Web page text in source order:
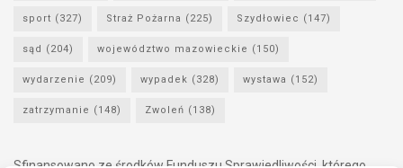
sport (327) Straż Pożarna (225) Szydłowiec (147)
sąd (204) województwo mazowieckie (150)
wydarzenie (209) wypadek (328) wystawa (152)
zatrzymanie (148) Zwoleń (138)